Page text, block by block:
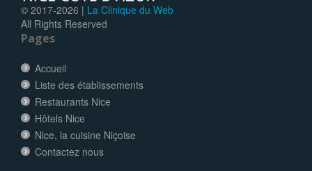
© 2017-2026 | La Clinique du Web
All Rights Reserved
Pages
Accueil
Liste des établissements
Restaurants Nice
Hôtels Nice
Nice, la cuisine Niçoise
Contactez nous